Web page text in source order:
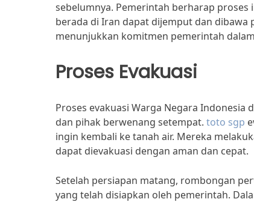
sebelumnya. Pemerintah berharap proses
berada di Iran dapat dijemput dan dibawa
menunjukkan komitmen pemerintah
Proses Evakuasi
Proses evakuasi Warga Negara
dan pihak berwenang setempat. toto sgp
ingin kembali ke tanah air. Mereka
dapat dievakuasi dengan aman dan cepat.
Setelah persiapan matang, rombongan
yang telah disiapkan oleh pemerintah.